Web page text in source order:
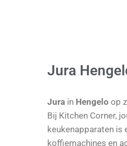
Jura
Jura in Hengelo op
Bij Kitchen Corner,
keukenapparaten is
koffiemachines en